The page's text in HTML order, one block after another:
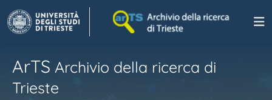
ArTS Archivio della ricerca di
Trieste